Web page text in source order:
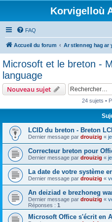
Korvigelloù
FAQ
Accueil du forum
Microsoft et le breton -
language
Nouveau sujet
24 sujets •
LCID du breton - Breton
Dernier message par drouizig «
Correcteur breton pour
Dernier message par drouizig «
La date de votre système
Dernier message par drouizig «
An deiziad e brezhoneg
Dernier message par drouizig «
Réponses : 1
Microsoft Office s'écrit en